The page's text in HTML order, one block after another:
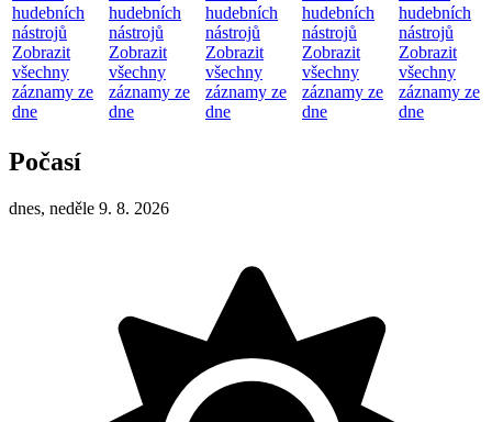
hudebních
nástrojů
Zobrazit
všechny
záznamy ze
dne
hudebních
nástrojů
Zobrazit
všechny
záznamy ze
dne
hudebních
nástrojů
Zobrazit
všechny
záznamy ze
dne
hudebních
nástrojů
Zobrazit
všechny
záznamy ze
dne
hudebních
nástrojů
Zobrazit
všechny
záznamy ze
dne
Počasí
dnes, neděle 9. 8. 2026